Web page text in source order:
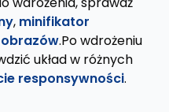
, minifikator
.Po wdrożeniu
układ w różnych
responsywności.